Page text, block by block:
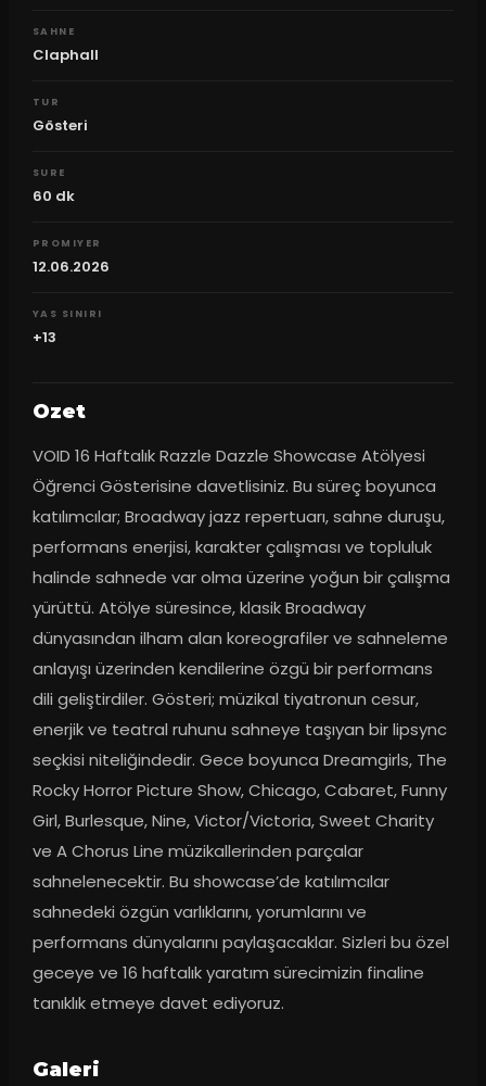
SAHNE
Claphall
TUR
Gösteri
SURE
60 dk
PROMIYER
12.06.2026
YAS SINIRI
+13
Ozet
VOID 16 Haftalık Razzle Dazzle Showcase Atölyesi
Öğrenci Gösterisine davetlisiniz. Bu süreç boyunca
katılımcılar; Broadway jazz repertuarı, sahne duruşu,
performans enerjisi, karakter çalışması ve topluluk
halinde sahnede var olma üzerine yoğun bir çalışma
yürüttü. Atölye süresince, klasik Broadway
dünyasından ilham alan koreografiler ve sahneleme
anlayışı üzerinden kendilerine özgü bir performans
dili geliştirdiler. Gösteri; müzikal tiyatronun cesur,
enerjik ve teatral ruhunu sahneye taşıyan bir lipsync
seçkisi niteliğindedir. Gece boyunca Dreamgirls, The
Rocky Horror Picture Show, Chicago, Cabaret, Funny
Girl, Burlesque, Nine, Victor/Victoria, Sweet Charity
ve A Chorus Line müzikallerinden parçalar
sahnelenecektir. Bu showcase’de katılımcılar
sahnedeki özgün varlıklarını, yorumlarını ve
performans dünyalarını paylaşacaklar. Sizleri bu özel
geceye ve 16 haftalık yaratım sürecimizin finaline
tanıklık etmeye davet ediyoruz.
Galeri